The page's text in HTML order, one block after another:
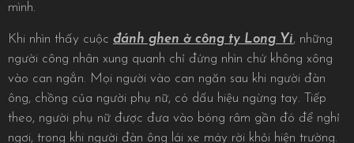
mình.
Khi nhìn thấy cuộc đánh ghen ở công ty Long Yi, những
người công nhân xung quanh chỉ đứng nhìn chứ không xông
vào can ngắn. Mọi người vào can ngăn sau khi người đàn
ông, chồng của người phụ nữ, có dấu hiệu ngừng tay. Tiếp
theo, người phụ nữ được đưa vào bóng râm gần đó để nghỉ
ngơi, trong khi người đàn ông lái xe máy rời khỏi hiện trường.